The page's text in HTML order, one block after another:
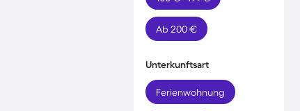
Ab 200 €
Unterkunftsart
Ferienwohnung